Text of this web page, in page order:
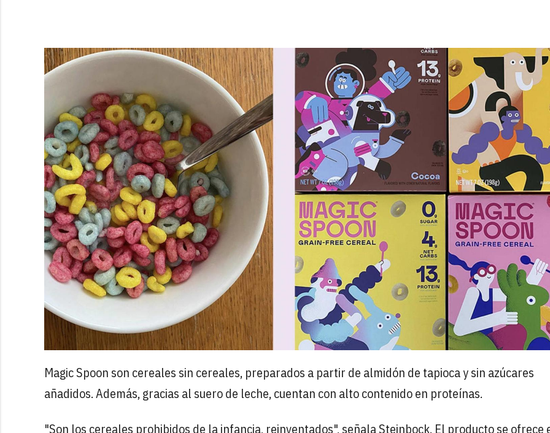
Magic Spoon son cereales sin cereales, preparados a partir de almidón de tapioca y sin azúcares
añadidos. Además, gracias al suero de leche, cuentan con alto contenido en proteínas.
"Son los cereales prohibidos de la infancia, reinventados", señala Steinbock. El producto se ofrece